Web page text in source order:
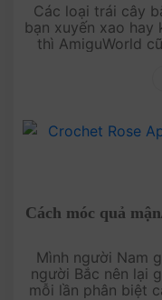
Các loại trái cây
bạn xuyến xao hay
thì AmiguWorld
Cách móc quả
Mình người Nam
người Bắc nên lại
mỗi lần phân biệt